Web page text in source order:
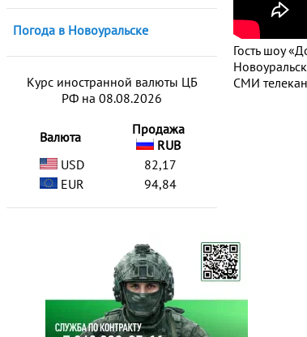
Погода в Новоуральске
Курс иностранной валюты ЦБ
РФ на 08.08.2026
Валюта
Продажа
RUB
USD
82,17
EUR
94,84
Гость шоу
СМИ